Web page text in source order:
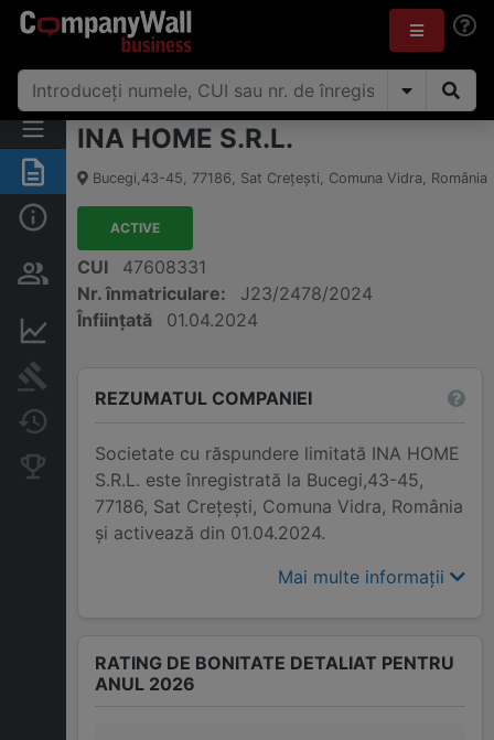
Rezumat
Persoane și structură de
proprietate
Informații financiare
Modificări
Companii concurente
INA HOME S.R.L.
Bucegi,43-45, 77186, Sat Creţeşti, Comuna Vidra, România
ACTIVE
CUI
47608331
Nr. înmatriculare:
J23/2478/2024
Înființată
01.04.2024
REZUMATUL COMPANIEI
Societate cu răspundere limitată INA HOME
S.R.L. este înregistrată la Bucegi,43-45,
77186, Sat Creţeşti, Comuna Vidra, România
și activează din 01.04.2024.
Mai multe informații
RATING DE BONITATE DETALIAT PENTRU
ANUL 2026